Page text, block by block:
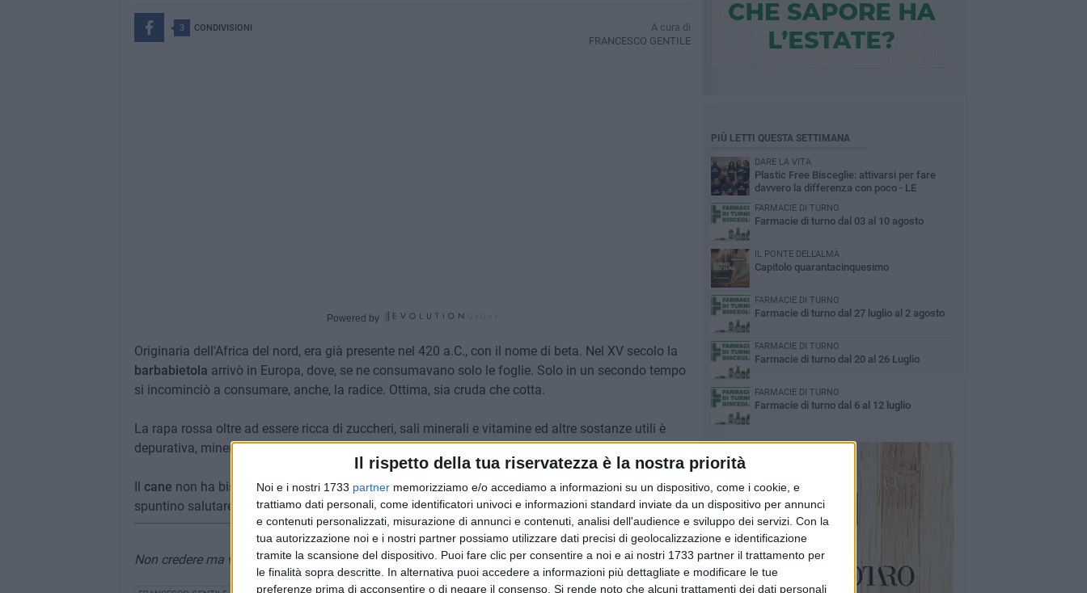
Il rispetto della tua riservatezza è la nostra priorità
Noi e i nostri 1733 partner memorizziamo e/o accediamo a informazioni su un dispositivo, come i cookie, e
trattiamo dati personali, come identificatori univoci e informazioni standard inviate da un dispositivo per annunci
e contenuti personalizzati, misurazione di annunci e contenuti, analisi dell'audience e sviluppo dei servizi. Con la
tua autorizzazione noi e i nostri partner possiamo utilizzare dati precisi di geolocalizzazione e identificazione
tramite la scansione del dispositivo. Puoi fare clic per consentire a noi e ai nostri 1733 partner il trattamento per
le finalità sopra descritte. In alternativa puoi accedere a informazioni più dettagliate e modificare le tue
preferenze prima di acconsentire o di negare il consenso. Si rende noto che alcuni trattamenti dei dati personali
3 CONDIVISIONI
A cura di
FRANCESCO GENTILE
Powered by
Originaria dell'Africa del nord, era già presente nel 420 a.C., con il nome di beta. Nel XV secolo la
barbabietola arrivò in Europa, dove, se ne consumavano solo le foglie. Solo in un secondo tempo
si incominciò a consumare, anche, la radice. Ottima, sia cruda che cotta.
La rapa rossa oltre ad essere ricca di zuccheri, sali minerali e vitamine ed altre sostanze utili è
depurativa, mineralizzante, favorisce la digestione e stimola la produzione di bile.
Il cane non ha bisogno di molte barbabietole ma quelle fresche, cotte con le foglie, sono uno
spuntino salutare, mangiate qualche volta alla settimana.
Non credere ma verificare; chiedere sempre al medico
PIÙ LETTI QUESTA SETTIMANA
DARE LA VITA
Plastic Free Bisceglie: attivarsi per fare
davvero la differenza con poco - LE
FARMACIE DI TURNO
Farmacie di turno dal 03 al 10 agosto
IL PONTE DELL'ALMÀ
Capitolo quarantacinquesimo
FARMACIE DI TURNO
Farmacie di turno dal 27 luglio al 2 agosto
FARMACIE DI TURNO
Farmacie di turno dal 20 al 26 Luglio
FARMACIE DI TURNO
Farmacie di turno dal 6 al 12 luglio